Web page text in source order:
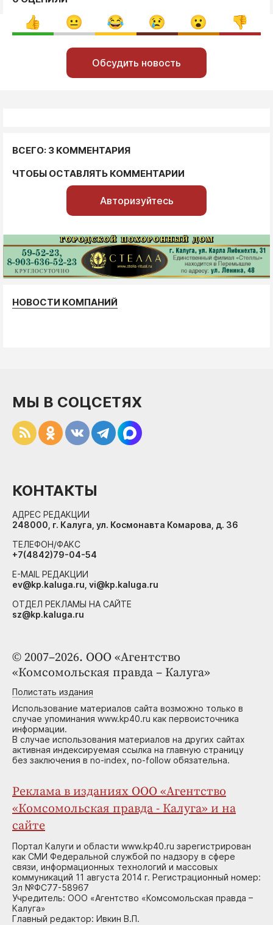
Обсудить новость
ВСЕГО: 3 КОММЕНТАРИЯ
ЧТОБЫ ОСТАВЛЯТЬ КОММЕНТАРИИ
Авторизуйтесь
НОВОСТИ КОМПАНИЙ
© 2007–2026. ООО «Агентство
«Комсомольская правда – Калуга»
Полистать издания
Использование материалов сайта возможно только в
случае упоминания www.kp40.ru как первоисточника
информации.
В случае использования материалов на других сайтах
активная индексируемая ссылка на главную страницу
без заключения в no-index, no-follow обязательна.
Реклама в изданиях ООО «Агентство
«Комсомольская правда - Калуга» и на
сайте
Портал Калуги и области www.kp40.ru зарегистрирован
как СМИ Федеральной службой по надзору в сфере
связи, информационных технологий и массовых
коммуникаций 11 августа 2014 г. Регистрационный номер:
Эл №ФС77-58967
Учредитель: ООО «Агентство «Комсомольская правда –
Калуга»
Главный редактор: Ивкин В.П.
МЫ В СОЦСЕТЯХ
КОНТАКТЫ
АДРЕС РЕДАКЦИИ
248000, г. Калуга, ул. Космонавта Комарова, д. 36
ТЕЛЕФОН/ФАКС
+7(4842)79-04-54
E-MAIL РЕДАКЦИИ
ev@kp.kaluga.ru, vi@kp.kaluga.ru
ОТДЕЛ РЕКЛАМЫ НА САЙТЕ
sz@kp.kaluga.ru